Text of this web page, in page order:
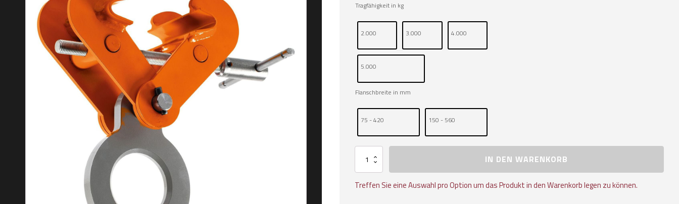
Tragfähigkeit in kg
2.000 3.000 4.000
5.000
Flanschbreite in mm
75 - 420 150 - 560
Trägerklemme
SVSW
Menge
IN DEN WARENKORB
Treffen Sie eine Auswahl pro Option um das Produkt in den Warenkorb legen zu können.